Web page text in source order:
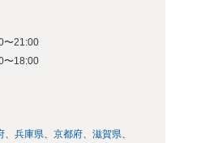
〜21:00
〜18:00
兵庫県 京都府
滋賀県